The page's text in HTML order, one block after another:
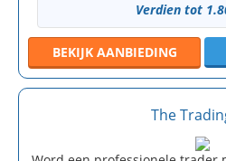
Verdien tot
BEKIJK AANBIEDING
The